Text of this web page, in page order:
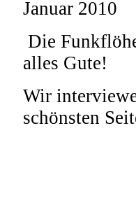
Januar 2010
Die
alles Gute!
Wir
schönsten